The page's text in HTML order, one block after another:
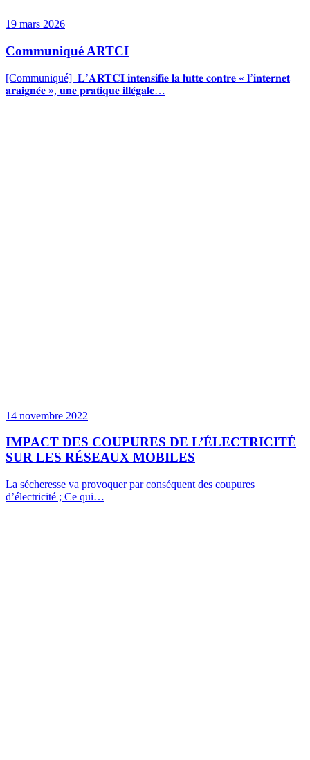
19 mars 2026
Communiqué ARTCI
[Communiqué] 𝐋’𝐀𝐑𝐓𝐂𝐈 𝐢𝐧𝐭𝐞𝐧𝐬𝐢𝐟𝐢𝐞 𝐥𝐚 𝐥𝐮𝐭𝐭𝐞 𝐜𝐨𝐧𝐭𝐫𝐞 « 𝐥’𝐢𝐧𝐭𝐞𝐫𝐧𝐞𝐭
𝐚𝐫𝐚𝐢𝐠𝐧𝐞́𝐞 », 𝐮𝐧𝐞 𝐩𝐫𝐚𝐭𝐢𝐪𝐮𝐞 𝐢𝐥𝐥𝐞́𝐠𝐚𝐥𝐞…
14 novembre 2022
IMPACT DES COUPURES DE L’ÉLECTRICITÉ
SUR LES RÉSEAUX MOBILES
La sécheresse va provoquer par conséquent des coupures
d’électricité ; Ce qui…